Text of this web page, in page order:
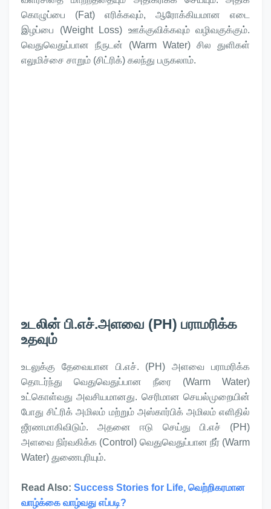
கொழுப்பை (Fat) எரிக்கவும், ஆரோக்கியமான எடை
இழப்பை (Weight Loss) ஊக்குவிக்கவும் வழிவகுக்கும்.
வெதுவெதுப்பான நீருடன் (Warm Water) சில துளிகள்
எலுமிச்சை சாறும் (சிட்ரிக்) கலந்து பருகலாம்.
உடலின் பி.எச்.அளவை (PH) பராமரிக்க
உதவும்
உடலுக்கு தேவையான பி.எச். (PH) அளவை பராமரிக்க
தொடர்ந்து வெதுவெதுப்பான நீரை (Warm Water)
உட்கொள்வது அவசியமானது. செரிமான செயல்முறையின்
போது சிட்ரிக் அமிலம் மற்றும் அஸ்கார்பிக் அமிலம் எளிதில்
ஜீரணமாகிவிடும். அதனை ஈடு செய்து பி.எச் (PH)
அளவை நிர்வகிக்க (Control) வெதுவெதுப்பான நீர் (Warm
Water) துணைபுரியும்.
Read Also: Success Stories for Life, வெற்றிகரமான
வாழ்க்கை வாழ்வது எப்படி?